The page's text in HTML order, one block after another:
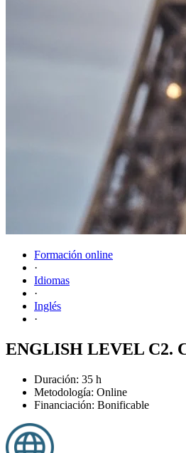
Formación online
·
Idiomas
·
Inglés
·
ENGLISH LEVEL C2.
Duración: 35 h
Metodología: Online
Financiación: Bonificable